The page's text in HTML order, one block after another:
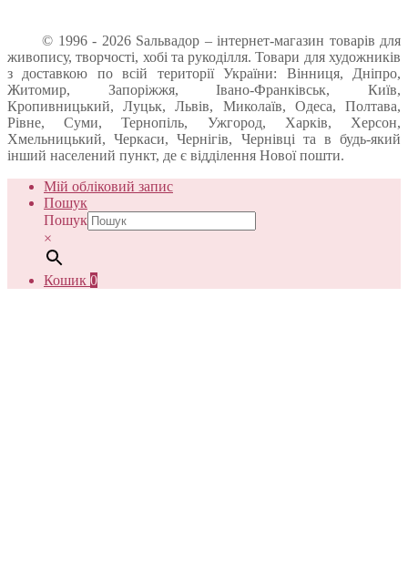
© 1996 - 2026 Sальвадор – інтернет-магазин товарів для
живопису, творчості, хобі та рукоділля. Товари для художників
з доставкою по всій території України: Вінниця, Дніпро,
Житомир, Запоріжжя, Івано-Франківськ, Київ,
Кропивницький, Луцьк, Львів, Миколаїв, Одеса, Полтава,
Рівне, Суми, Тернопіль, Ужгород, Харків, Херсон,
Хмельницький, Черкаси, Чернігів, Чернівці та в будь-який
інший населений пункт, де є відділення Нової пошти.
Мій обліковий запис
Пошук
Пошук
×
Кошик 0